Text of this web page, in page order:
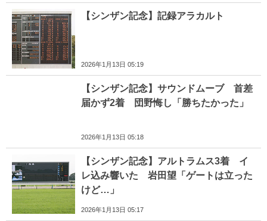
【シンザン記念】記録アラカルト
2026年1月13日 05:19
【シンザン記念】サウンドムーブ 首差
届かず2着 団野悔し「勝ちたかった」
2026年1月13日 05:18
【シンザン記念】アルトラムス3着 イ
レ込み響いた 岩田望「ゲートは立った
けど…」
2026年1月13日 05:17